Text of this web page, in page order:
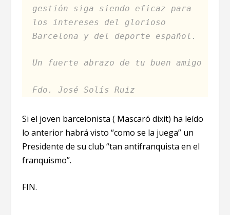
gestión siga siendo eficaz para
los intereses del glorioso
Barcelona y del deporte español.
Un fuerte abrazo de tu buen amigo
Fdo. José Solís Ruiz
Si el joven barcelonista ( Mascaró dixit) ha leído
lo anterior habrá visto “como se la juega” un
Presidente de su club “tan antifranquista en el
franquismo”.
FIN.